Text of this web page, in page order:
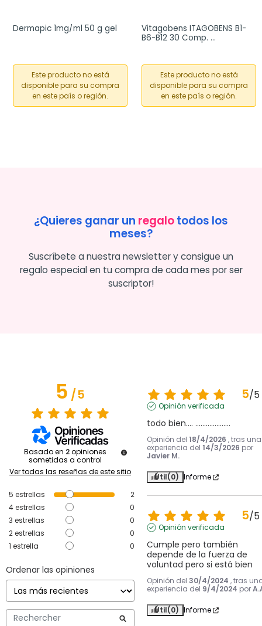
Dermapic 1mg/ml 50 g gel
Este producto no está
disponible para su compra
en este país o región.
Vitagobens ITAGOBENS B1-
B6-B12 30 Comp.
Este producto no está
disponible para su compra
en este país o región.
¿Quieres ganar un regalotodos los
meses?
Suscríbete a nuestra newsletter y consigue un
regalo especial en tu compra de cada mes por ser
suscriptor!
5/5
Basado en 2 opiniones
sometidas a control
Ver todas las reseñas de este sitio
5 estrellas
2
4estrellas
0
3 estrellas
0
2estrellas
0
1 estrella 0
Ordenar las opiniones
5/5
Opinión verificada
todo bien.... ....................
Opinión del 18/4/2026 , tras una
experiencia del 14/3/2026 por
Javier M.
Útil(0) Informe
5/5
Opinión verificada
Cumple pero también
depende de la fuerza de
voluntad pero si está bien
Opinión del 30/4/2024 , tras
experiencia del 9/4/2024 por
Útil(0) Informe